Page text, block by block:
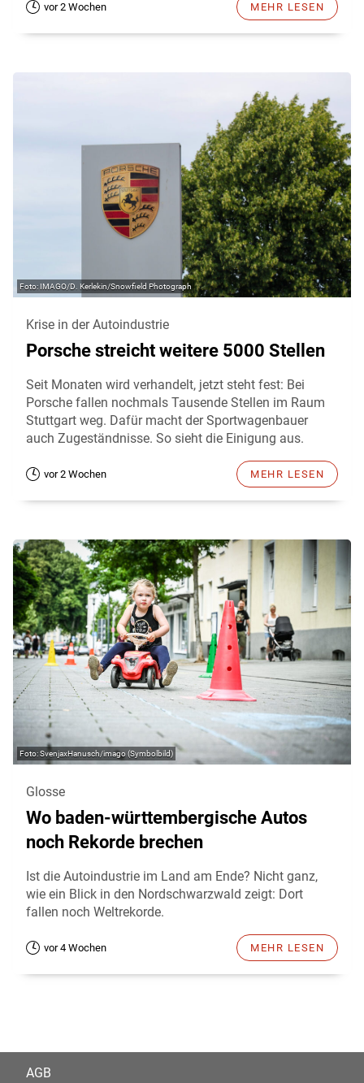
vor 2 Wochen MEHR LESEN
IMAGO/D. Kerlekin/Snowfield Photograph
Krise in der Autoindustrie
Porsche streicht weitere 5000 Stellen
Seit Monaten wird verhandelt, jetzt steht fest: Bei
Porsche fallen nochmals Tausende Stellen im Raum
Stuttgart weg. Dafür macht der Sportwagenbauer
auch Zugeständnisse. So sieht die Einigung aus.
vor 2 Wochen MEHR LESEN
SvenjaxHanusch/imago (Symbolbild)
Glosse
Wo baden-württembergische Autos
noch Rekorde brechen
Ist die Autoindustrie im Land am Ende? Nicht ganz,
wie ein Blick in den Nordschwarzwald zeigt: Dort
fallen noch Weltrekorde.
vor 4 Wochen MEHR LESEN
AGB